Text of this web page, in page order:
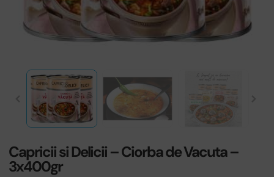
Capricii si Delicii – Ciorba de Vacuta –
3x400gr